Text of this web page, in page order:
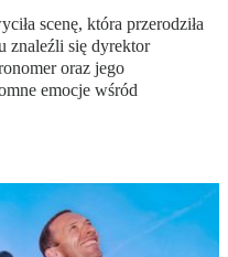
scenę, która przerodziła
znaleźli się dyrektor
oraz jego
emocje wśród